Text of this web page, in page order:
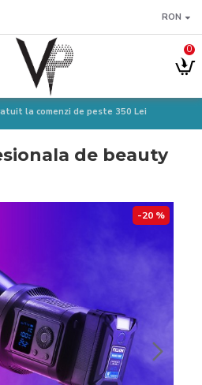
RON
0
la comenzi de peste 350 Lei
de beauty
-20 %